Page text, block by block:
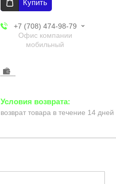
Купить
+7 (708) 474-98-79
Офис компании
мобильный
возврат товара в течение 14 дней